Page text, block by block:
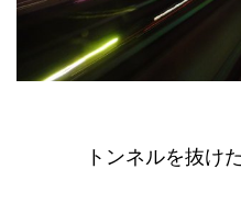
トンネルを抜け